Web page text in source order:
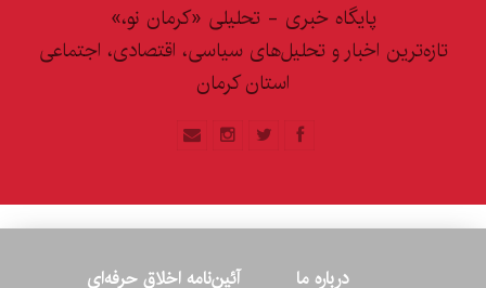
پایگاه خبری - تحلیلی «کرمان نو،»
تازه‌ترین اخبار و تحلیل‌های سیاسی، اقتصادی، اجتماعی
استان کرمان
درباره ما آئین‌نامه اخلاق حرفه‌ای